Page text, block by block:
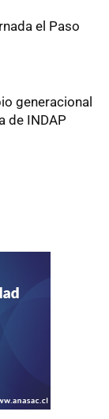
el Paso
generacional
de INDAP